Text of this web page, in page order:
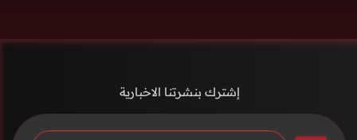
إشترك بنشرتنا الاخبارية